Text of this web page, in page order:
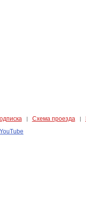
| Схема проезда |